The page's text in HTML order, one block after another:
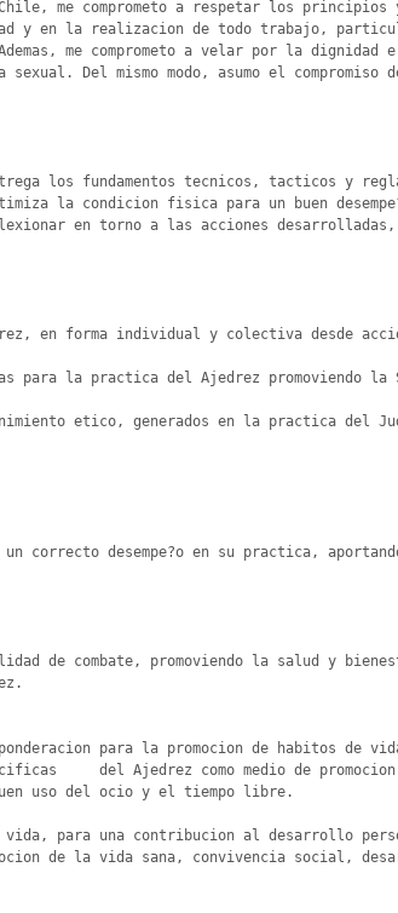
me comprometo a respetar los
y en la realizacion de todo trabajo,
me comprometo a velar por la
Del mismo modo, asumo el compromiso
los fundamentos tecnicos, tacticos y
la condicion fisica para un buen
en torno a las acciones
en forma individual y colectiva desde
para la practica del Ajedrez promoviendo la
etico, generados en la practica del
correcto desempe?o en su practica,
de combate, promoviendo la salud y
para la promocion de habitos de
del Ajedrez como medio de
uso del ocio y el tiempo libre.
para una contribucion al desarrollo
de la vida sana, convivencia social,